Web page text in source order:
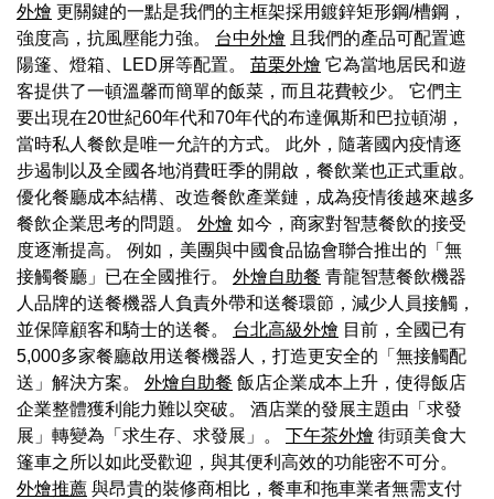
外燴 更關鍵的一點是我們的主框架採用鍍鋅矩形鋼/槽鋼，
強度高，抗風壓能力強。 台中外燴 且我們的產品可配置遮
陽篷、燈箱、LED屏等配置。 苗栗外燴 它為當地居民和遊
客提供了一頓溫馨而簡單的飯菜，而且花費較少。 它們主
要出現在20世紀60年代和70年代的布達佩斯和巴拉頓湖，
當時私人餐飲是唯一允許的方式。 此外，隨著國內疫情逐
步遏制以及全國各地消費旺季的開啟，餐飲業也正式重啟。
優化餐廳成本結構、改造餐飲產業鏈，成為疫情後越來越多
餐飲企業思考的問題。 外燴 如今，商家對智慧餐飲的接受
度逐漸提高。 例如，美團與中國食品協會聯合推出的「無
接觸餐廳」已在全國推行。 外燴自助餐 青龍智慧餐飲機器
人品牌的送餐機器人負責外帶和送餐環節，減少人員接觸，
並保障顧客和騎士的送餐。 台北高級外燴 目前，全國已有
5,000多家餐廳啟用送餐機器人，打造更安全的「無接觸配
送」解決方案。 外燴自助餐 飯店企業成本上升，使得飯店
企業整體獲利能力難以突破。 酒店業的發展主題由「求發
展」轉變為「求生存、求發展」。 下午茶外燴 街頭美食大
篷車之所以如此受歡迎，與其便利高效的功能密不可分。
外燴推薦 與昂貴的裝修商相比，餐車和拖車業者無需支付